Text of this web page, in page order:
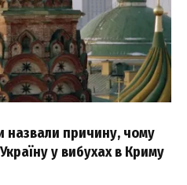
назвали причину, чому
у вибухах в Криму